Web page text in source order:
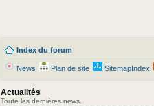
Index du forum
News Plan de site SitemapIndex
Actualités
Toute les dernières news.